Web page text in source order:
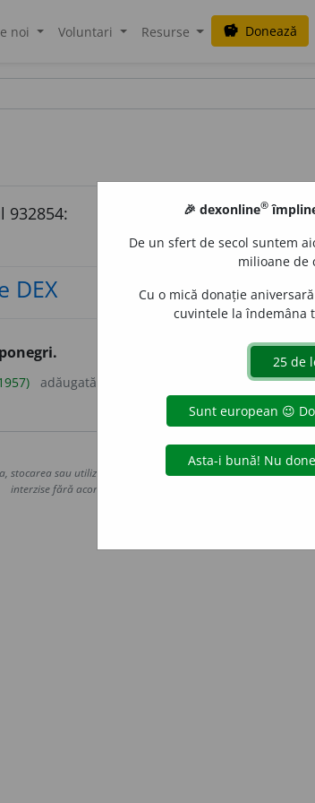
noi Voluntari Resurse savings Donează
932854:
DEX
ponegri.
adăugată de
Copyright © 2004-2026
stocarea sau utilizarea datelor de pe acest site, inclusiv prin
interzise fără acordul nostru prealabil scris, cu excepția
🎉 dexonline®
De un sfert de secol suntem
milioane de
Cu o mică donație
cuvintele la îndemâna